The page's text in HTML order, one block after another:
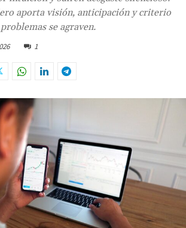
aporta visión, anticipación y criterio
se agraven.
1